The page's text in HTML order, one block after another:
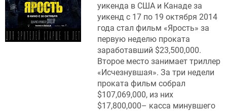
уикенда в США и Канаде за
уикенд с 17 по 19 октября 2014
года стал фильм «Ярость» за
первую неделю проката
заработавший $23,500,000.
Второе место занимает триллер
«Исчезнувшая». За три недели
проката фильм собрал
$107,069,000, из них
$17,800,000– касса минувшего